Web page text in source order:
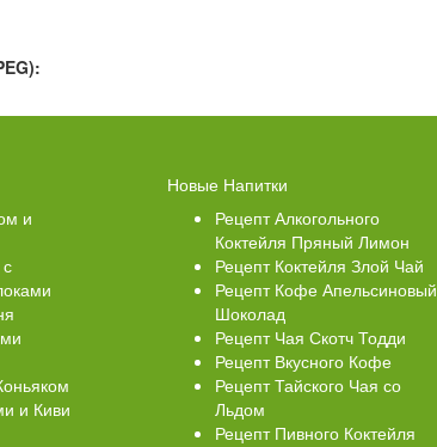
Торт Медовик Карамельный
и
и Киви
Новые Напитки
Рецепт Алкогольного
Коктейля Пряный Лимон
Рецепт Коктейля Злой Чай
Рецепт Кофе Апельсиновый
Шоколад
Рецепт Чая Скотч Тодди
Рецепт Вкусного Кофе
Рецепт Тайского Чая со
Льдом
Рецепт Пивного Коктейля